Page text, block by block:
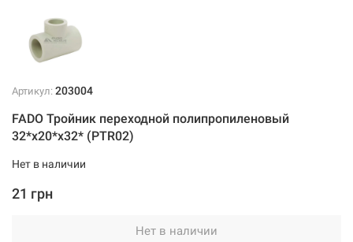
Артикул: 203004
FADO Тройник переходной полипропиленовый
32*x20*x32* (PTR02)
Нет в наличии
21 грн
Нет в наличии